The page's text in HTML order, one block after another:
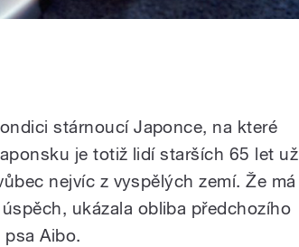
stárnoucí Japonce, na které
je totiž lidí starších 65 let už
nejvíc z vyspělých zemí. Že má
ukázala obliba předchozího
Aibo.